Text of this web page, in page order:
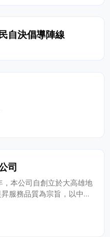
的主要原因。 未來DGT
場，以具有開創與前瞻性
自決倡導陣線
司
本公司自創立於大高雄地
服務品質為宗旨，以中央
維修、分離式冷氣安裝、
關服務